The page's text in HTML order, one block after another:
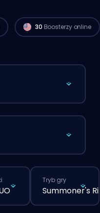
30 Boosterzy online
Tryb gry
Summoner's Rift